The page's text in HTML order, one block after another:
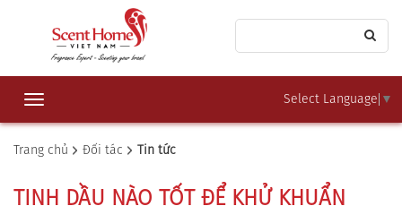
Select Language ▼
Toggle
navigation
Trang chủ Đối tác Tin tức
TINH DẦU NÀO TỐT ĐỂ KHỬ KHUẨN